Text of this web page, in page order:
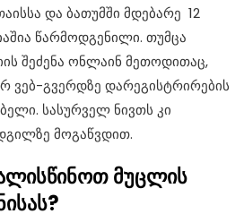
და ბათუმში მდებარე 12
წარმოდგენილი. თუმცა
შეძენა ონლაინ მეთოდითაც,
ვებ-გვერდზე დარეგისტრირების
სასურველ ნივთს კი
მოგაწვდით.
მუცლის
?